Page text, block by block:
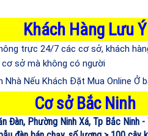
Khách Hàng Lưu Ý
trực 24/7 các cơ sở, khách
cơ sở mà không có người
Nhà Nếu Khách Đặt Mua Online Ở
Cơ sở Bắc Ninh
Đàn, Phường Ninh Xá, Tp Bắc Ninh